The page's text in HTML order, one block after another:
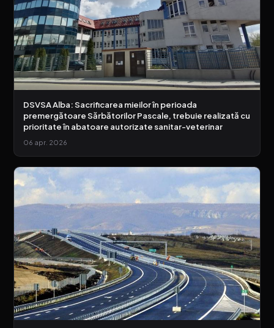
DSVSA Alba: Sacrificarea mieilor în perioada
premergătoare Sărbătorilor Pascale, trebuie realizată cu
prioritate în abatoare autorizate sanitar-veterinar
06 apr. 2026